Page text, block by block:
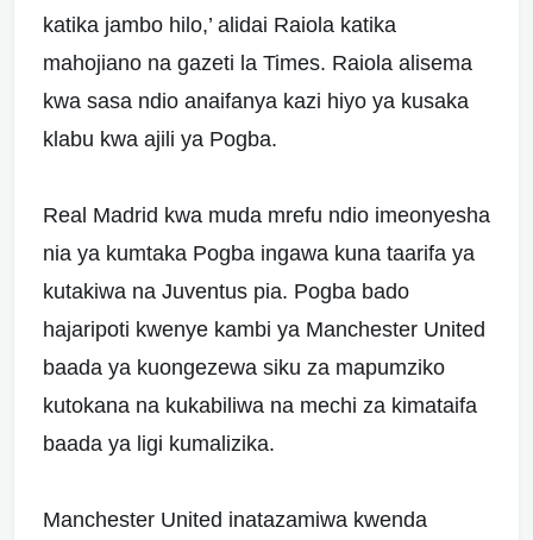
katika jambo hilo,’ alidai Raiola katika
mahojiano na gazeti la Times. Raiola alisema
kwa sasa ndio anaifanya kazi hiyo ya kusaka
klabu kwa ajili ya Pogba.
Real Madrid kwa muda mrefu ndio imeonyesha
nia ya kumtaka Pogba ingawa kuna taarifa ya
kutakiwa na Juventus pia. Pogba bado
hajaripoti kwenye kambi ya Manchester United
baada ya kuongezewa siku za mapumziko
kutokana na kukabiliwa na mechi za kimataifa
baada ya ligi kumalizika.
Manchester United inatazamiwa kwenda